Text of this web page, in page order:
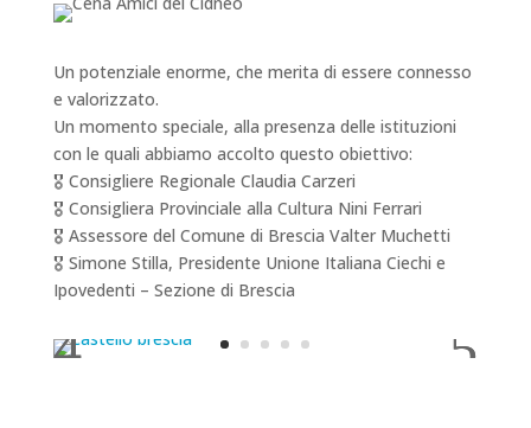
Un potenziale enorme, che merita di essere connesso
e valorizzato.
Un momento speciale, alla presenza delle istituzioni
con le quali abbiamo accolto questo obiettivo:
🎖️ Consigliere Regionale Claudia Carzeri
🎖️ Consigliera Provinciale alla Cultura Nini Ferrari
🎖️ Assessore del Comune di Brescia Valter Muchetti
🎖️ Simone Stilla, Presidente Unione Italiana Ciechi e
Ipovedenti – Sezione di Brescia